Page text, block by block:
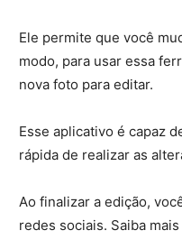
Ele permite que você
modo, para usar essa
nova foto para editar.
Esse aplicativo é capaz
rápida de realizar as
Ao finalizar a edição,
redes sociais. Saiba